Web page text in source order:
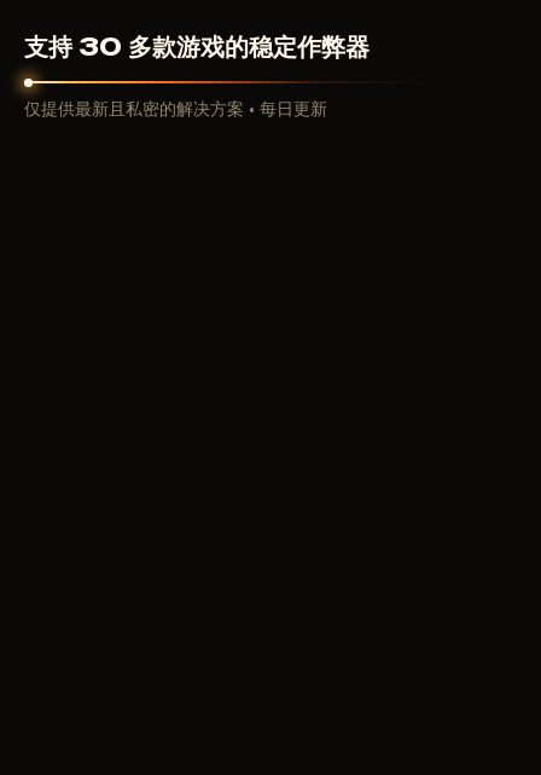
支持 30 多款游戏的稳定作弊器
仅提供最新且私密的解决方案 • 每日更新